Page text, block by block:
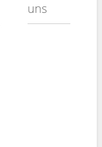
uns